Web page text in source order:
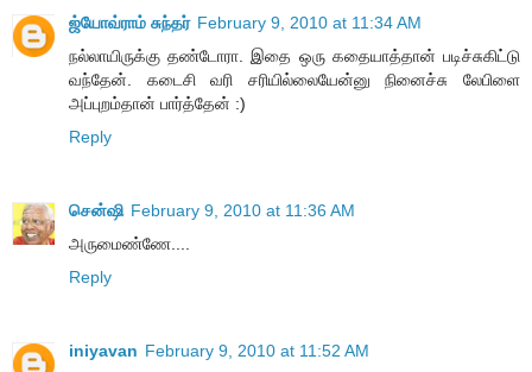
ஜ்யோவ்ராம் சுந்தர் February 9, 2010 at 11:34 AM
நல்லாயிருக்கு தண்டோரா. இதை ஒரு கதையாத்தான் படிச்சுகிட்டு
வந்தேன். கடைசி வரி சரியில்லையேன்னு நினைச்சு லேபிளை
அப்புறம்தான் பார்த்தேன் :)
Reply
சென்ஷி February 9, 2010 at 11:36 AM
அருமைண்ணே....
Reply
iniyavan February 9, 2010 at 11:52 AM